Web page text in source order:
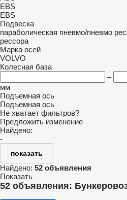
EBS
EBS
Подвеска
параболическая пневмо/пневмо
рессора
Марка осей
VOLVO
Колесная база
–
мм
Подъемная ось
Подъемная ось
Не хватает фильтров?
Предложить изменение
Найдено:
-
показать
Найдено: 52 объявления
Показать
52 объявления: